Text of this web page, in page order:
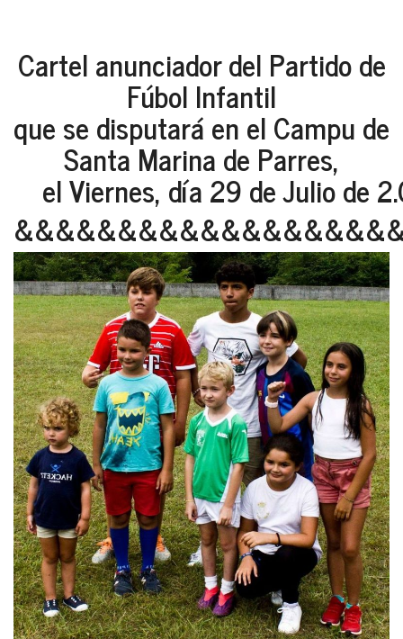
Cartel anunciador del Partido de
Fúbol Infantil
que se disputará en el Campu de
Santa Marina de Parres,
el Viernes, día 29 de Julio de